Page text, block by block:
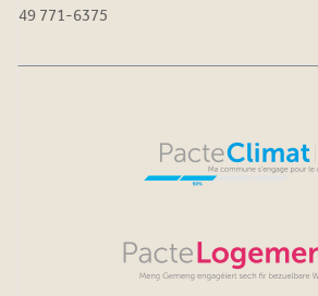
49 771-6375